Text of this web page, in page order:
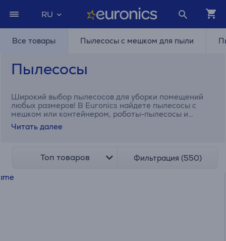
RU
Все товары Пылесосы с мешком для пыли
Пылесосы
Широкий выбор пылесосов для уборки помещений
любых размеров! В Euronics найдете пылесосы с
мешком или контейнером, роботы-пылесосы и
беспроводные пылесосы!
Читать далее
Топ товаров Фильтрация (550)